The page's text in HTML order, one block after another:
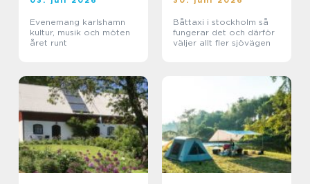
Evenemang karlshamn
kultur, musik och möten
året runt
Båttaxi i stockholm så
fungerar det och därför
väljer allt fler sjövägen